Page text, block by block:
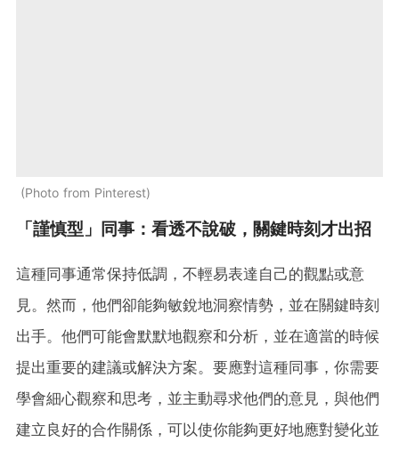
Photo from Pinterest
「謹慎型」同事：看透不說破，關鍵時刻才出招
這種同事通常保持低調，不輕易表達自己的觀點或意
見。然而，他們卻能夠敏銳地洞察情勢，並在關鍵時刻
出手。他們可能會默默地觀察和分析，並在適當的時候
提出重要的建議或解決方案。要應對這種同事，你需要
學會細心觀察和思考，並主動尋求他們的意見，與他們
建立良好的合作關係，可以使你能夠更好地應對變化並